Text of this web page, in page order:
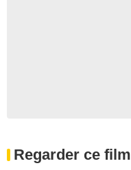
Regarder ce film